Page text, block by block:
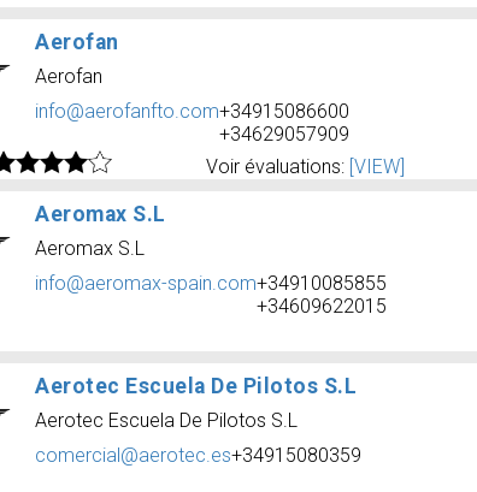
Aerofan
Aerofan
info@aerofanfto.com+34915086600
+34629057909
Voir évaluations: [VIEW]
Aeromax S.L
Aeromax S.L
info@aeromax-spain.com+34910085855
+34609622015
Aerotec Escuela De Pilotos S.L
Aerotec Escuela De Pilotos S.L
comercial@aerotec.es+34915080359